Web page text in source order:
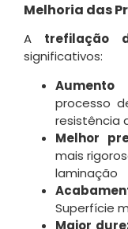
Melhoria das
A trefilação
significativos:
Aumento
processo
resistência
Melhor
mais
laminação
Superfície
Maior